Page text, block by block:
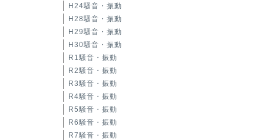
H24騒音・振動
H28騒音・振動
H29騒音・振動
H30騒音・振動
R1騒音・振動
R2騒音・振動
R3騒音・振動
R4騒音・振動
R5騒音・振動
R6騒音・振動
R7騒音・振動